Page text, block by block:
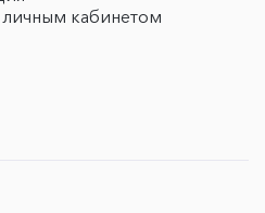
кабинетом